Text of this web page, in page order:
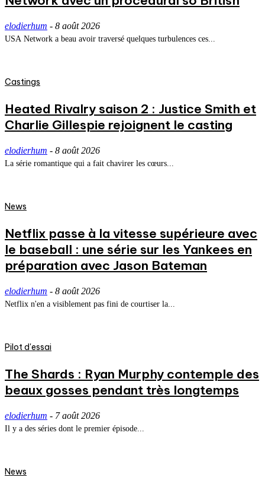
elodierhum - 8 août 2026
USA Network a beau avoir traversé quelques turbulences ces...
Castings
Heated Rivalry saison 2 : Justice Smith et
Charlie Gillespie rejoignent le casting
elodierhum - 8 août 2026
La série romantique qui a fait chavirer les cœurs...
News
Netflix passe à la vitesse supérieure avec
le baseball : une série sur les Yankees en
préparation avec Jason Bateman
elodierhum - 8 août 2026
Netflix n'en a visiblement pas fini de courtiser la...
Pilot d'essai
The Shards : Ryan Murphy contemple des
beaux gosses pendant très longtemps
elodierhum - 7 août 2026
Il y a des séries dont le premier épisode...
News